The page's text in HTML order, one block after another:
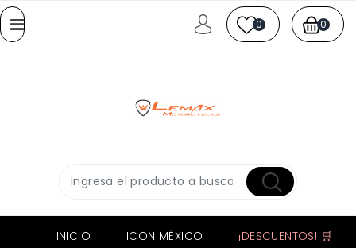
0 0
INICIO ICON MÉXICO ¡DESCUENTOS! 🛒